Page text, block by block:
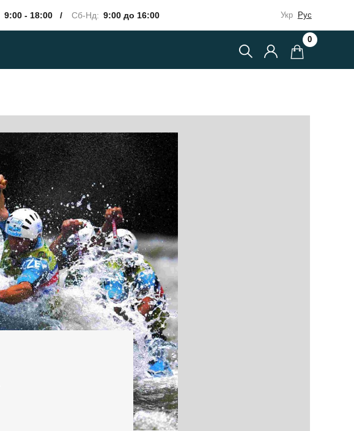
9:00 - 18:00 / Сб-Нд: 9:00 до 16:00 Укр Рус
0